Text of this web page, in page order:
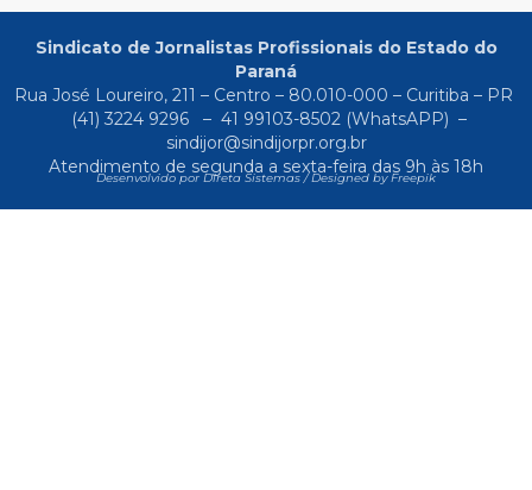
Sindicato de Jornalistas Profissionais do Estado do
Paraná
Rua José Loureiro, 211 – Centro – 80.010-000 – Curitiba – PR
(41) 3224 9296
– 41 99103-8502(WhatsAPP) –
sindijor@sindijorpr.org.br
Atendimento de segunda a sexta-feira das 9h às 18h
Desenvolvido por Direta Sistemas /Designed by Freepik